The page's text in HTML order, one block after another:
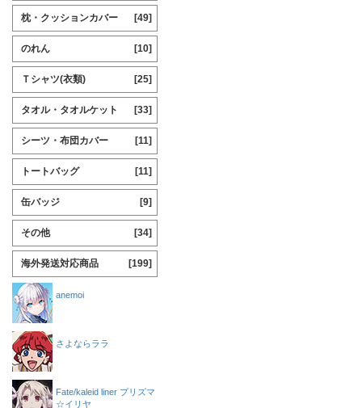
枕・クッションカバー [49]
のれん [10]
Ｔシャツ(衣類) [25]
タオル・タオルケット [33]
シーツ・布団カバー [11]
トートバッグ [11]
缶バッジ [9]
その他 [34]
海外発送対応商品 [199]
anemoi
さよならララ
Fate/kaleid liner プリズマ
☆イリヤ